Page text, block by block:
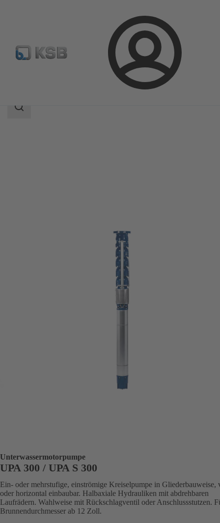
Login
UPA 300 / UPA S 300
Suchbereich
Unterwassermotorpumpe
UPA 300 / UPA S 300
Ein- oder mehrstufige, einströmige Kreiselpumpe in Gliederbauweise,
oder horizontal einbaubar. Halbaxiale Hydrauliken mit abdrehbaren
Laufrädern. Wahlweise mit Rückschlagventil oder Anschlussstutzen.
Brunnendurchmesser ab 12 Zoll.